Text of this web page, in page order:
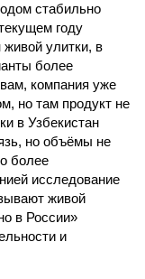
стабильно
году
живой улитки, в
более
компания уже
но там продукт не
в Узбекистан
но объёмы не
более
исследование
живой
в России»
и